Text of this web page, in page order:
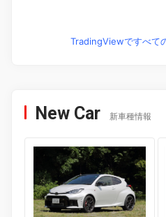
TradingViewですべて
New Car 新車種情報